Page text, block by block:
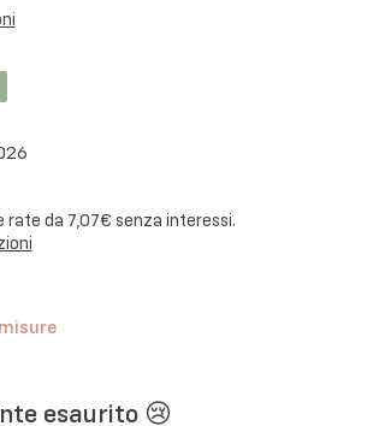
rate da 7,07€ senza interessi.
esaurito 😢